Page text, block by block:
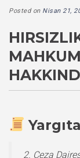
Posted on Nisan 21,
2. Ceza